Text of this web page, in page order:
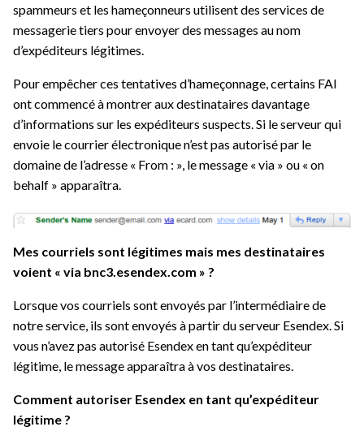
spammeurs et les hameçonneurs utilisent des services de
messagerie tiers pour envoyer des messages au nom
d’expéditeurs légitimes.
Pour empêcher ces tentatives d’hameçonnage, certains FAI
ont commencé à montrer aux destinataires davantage
d’informations sur les expéditeurs suspects. Si le serveur qui
envoie le courrier électronique n’est pas autorisé par le
domaine de l’adresse « From : », le message « via » ou « on
behalf » apparaîtra.
Mes courriels sont légitimes mais mes destinataires
voient « via bnc3.esendex.com » ?
Lorsque vos courriels sont envoyés par l’intermédiaire de
notre service, ils sont envoyés à partir du serveur Esendex. Si
vous n’avez pas autorisé Esendex en tant qu’expéditeur
légitime, le message apparaîtra à vos destinataires.
Comment autoriser Esendex en tant qu’expéditeur
légitime ?